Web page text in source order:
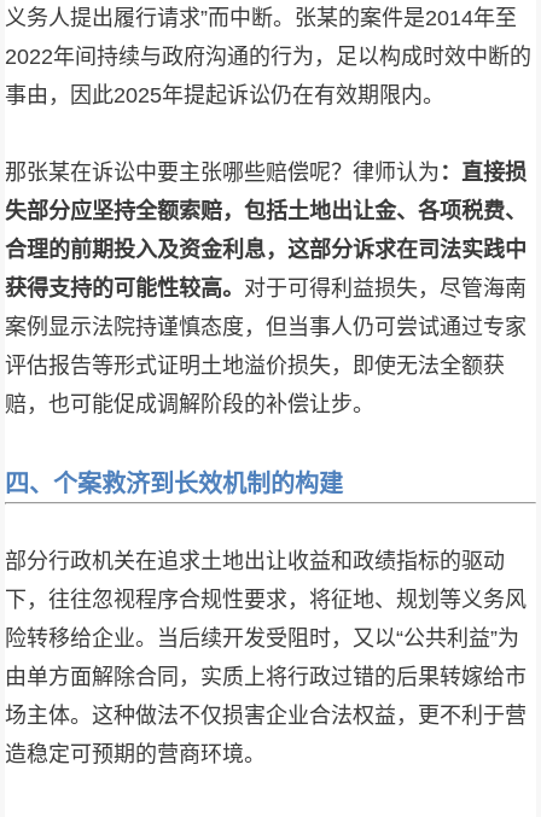
义务人提出履行请求”而中断。张某的案件是2014年至
2022年间持续与政府沟通的行为，足以构成时效中断的
事由，因此2025年提起诉讼仍在有效期限内。
那张某在诉讼中要主张哪些赔偿呢？律师认为 ： 直接损
失部分应坚持全额索赔，包括土地出让金、各项税费、
合理的前期投入及资金利息，这部分诉求在司法实践中
获得支持的可能性较高。 对于可得利益损失，尽管海南
案例显示法院持谨慎态度，但当事人仍可尝试通过专家
评估报告等形式证明土地溢价损失，即使无法全额获
赔，也可能促成调解阶段的补偿让步。
四、个案救济到长效机制的构建
部分行政机关在追求土地出让收益和政绩指标的驱动
下，往往忽视程序合规性要求，将征地、规划等义务风
险转移给企业。当后续开发受阻时，又以“公共利益”为
由单方面解除合同，实质上将行政过错的后果转嫁给市
场主体。这种做法不仅损害企业合法权益，更不利于营
造稳定可预期的营商环境。